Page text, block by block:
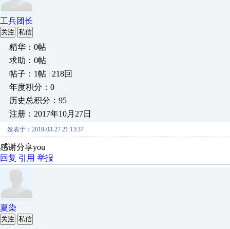
工兵团长
关注 私信
精华：0帖
求助：0帖
帖子：1帖 | 218回
年度积分：0
历史总积分：95
注册：2017年10月27日
发表于：2019-03-27 21:13:37
感谢分享you
回复 引用 举报
夏染
关注 私信